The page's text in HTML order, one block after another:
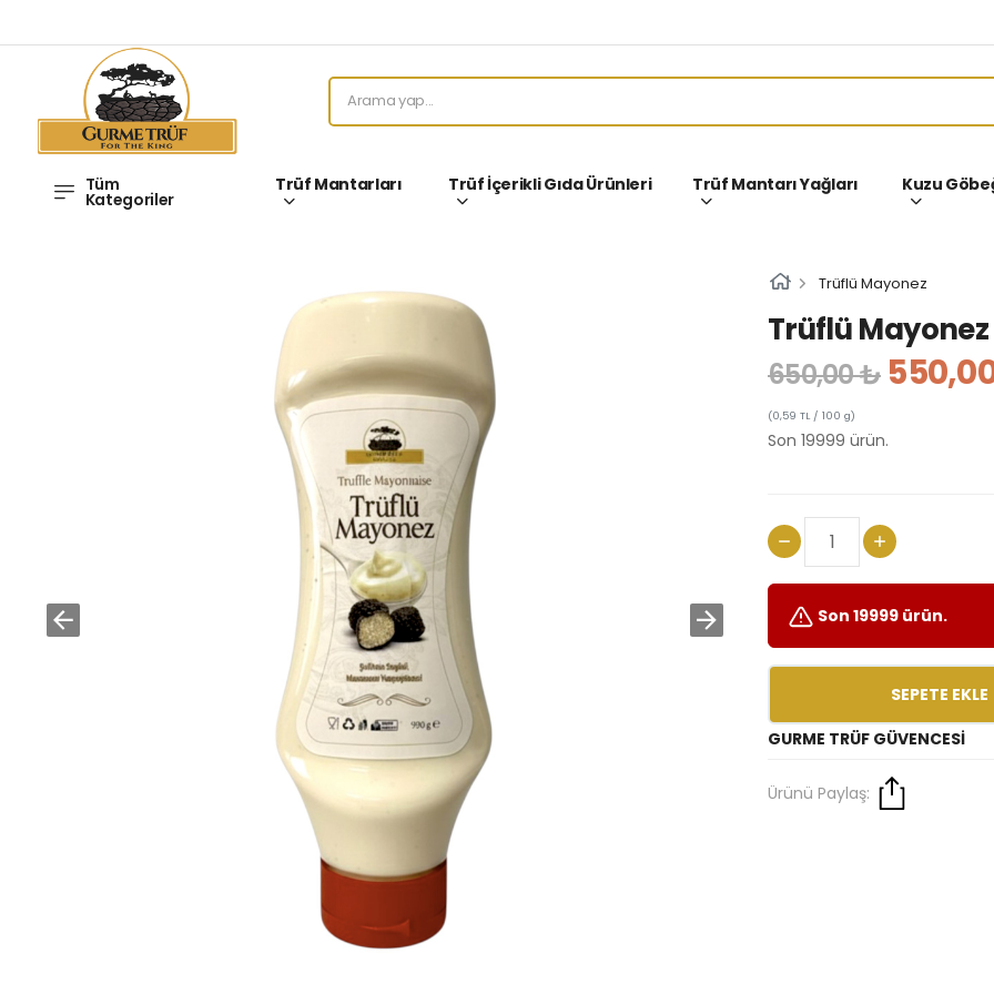
Tüm
Kategoriler
Trüf Mantarları Trüf İçerikli Gıda Ürünleri Trüf Mantarı Yağları Kuzu
Trüflü Mayonez
Trüflü
650,00 ₺
(0,59 TL / 100 g)
Son 19999 ürün.
Son 19999 ürün.
SEPETE EKLE
GURME TRÜF GÜVENCESI
Ürünü Paylaş: